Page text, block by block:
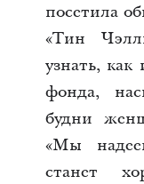
посетила
«Тин
узнать,
фонда,
будни
«Мы
станет